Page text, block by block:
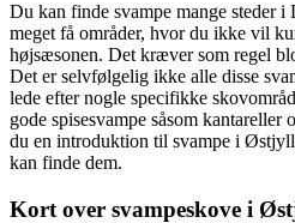
Du kan finde svampe mange steder
meget få områder, hvor du ikke vil
højsæsonen. Det kræver som regel
Det er selvfølgelig ikke alle disse
lede efter nogle specifikke
gode spisesvampe såsom
du en introduktion til svampe i
kan finde dem.
Kort over svampeskove i